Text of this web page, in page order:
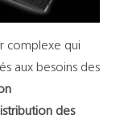
complexe qui
aux besoins des
des